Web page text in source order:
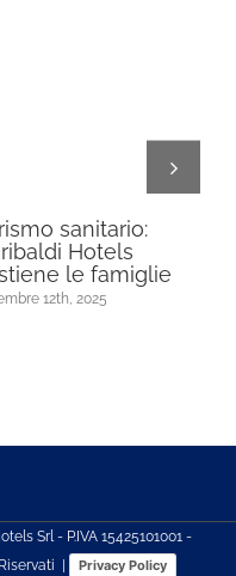
sanitario:
Hotels
le famiglie
12th, 2025
Srl - P.IVA 15425101001 -
| Privacy Policy